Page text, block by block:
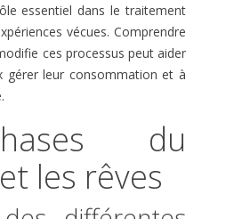
essentiel dans le traitement
vécues. Comprendre
ces processus peut aider
gérer leur consommation et à
du
les rêves